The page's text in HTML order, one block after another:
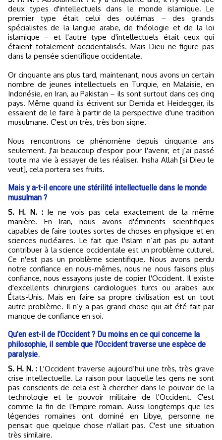
deux types d'intellectuels dans le monde islamique. Le
premier type était celui des oulémas − des grands
spécialistes de la langue arabe, de théologie et de la loi
islamique − et l'autre type d'intellectuels était ceux qui
étaient totalement occidentalisés. Mais Dieu ne figure pas
dans la pensée scientifique occidentale.
Or cinquante ans plus tard, maintenant, nous avons un certain
nombre de jeunes intellectuels en Turquie, en Malaisie, en
Indonésie, en Iran, au Pakistan – ils sont surtout dans ces cinq
pays. Même quand ils écrivent sur Derrida et Heidegger, ils
essaient de le faire à partir de la perspective d'une tradition
musulmane. C'est un très, très bon signe.
Nous rencontrons ce phénomène depuis cinquante ans
seulement. J'ai beaucoup d'espoir pour l'avenir, et j’ai passé
toute ma vie à essayer de les réaliser. Insha Allah [si Dieu le
veut], cela portera ses fruits.
Mais y a-t-il encore une stérilité intellectuelle dans le monde
musulman ?
S. H. N. : Je ne vois pas cela exactement de la même
manière. En Iran, nous avons d'éminents scientifiques
capables de faire toutes sortes de choses en physique et en
sciences nucléaires. Le fait que l'islam n’ait pas pu autant
contribuer à la science occidentale est un problème culturel.
Ce n'est pas un problème scientifique. Nous avons perdu
notre confiance en nous-mêmes, nous ne nous faisons plus
confiance, nous essayons juste de copier l'Occident. Il existe
d'excellents chirurgiens cardiologues turcs ou arabes aux
États-Unis. Mais en faire sa propre civilisation est un tout
autre problème. Il n’y a pas grand-chose qui ait été fait par
manque de confiance en soi.
Qu'en est-il de l'Occident ? Du moins en ce qui concerne la
philosophie, il semble que l'Occident traverse une espèce de
paralysie.
S. H. N. : L'Occident traverse aujourd’hui une très, très grave
crise intellectuelle. La raison pour laquelle les gens ne sont
pas conscients de cela est à chercher dans le pouvoir de la
technologie et le pouvoir militaire de l'Occident. C'est
comme la fin de l'Empire romain. Aussi longtemps que les
légendes romaines ont dominé en Libye, personne ne
pensait que quelque chose n'allait pas. C'est une situation
très similaire.